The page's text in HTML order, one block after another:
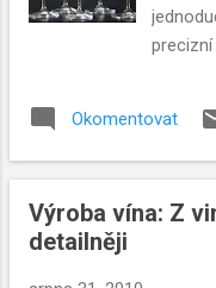
skla.
pilsen
Okomentovat
Výroba vína: Z
detailněji